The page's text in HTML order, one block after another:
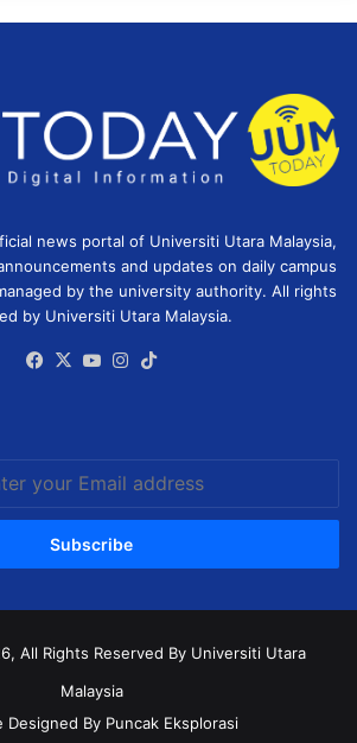
news portal of Universiti Utara Malaysia,
and updates on daily campus
by the university authority. All rights
by Universiti Utara Malaysia.
Facebook
X YouTubeInstagram
All Rights Reserved By Universiti Utara
Malaysia
Designed By Puncak Eksplorasi